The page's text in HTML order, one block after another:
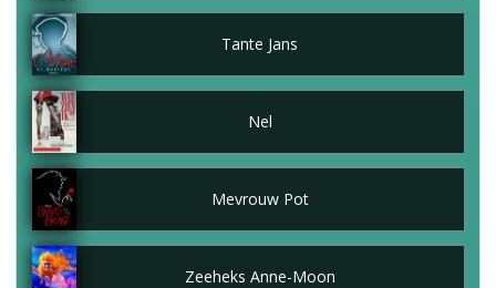
Tante Jans
Nel
Mevrouw Pot
Zeeheks Anne-Moon